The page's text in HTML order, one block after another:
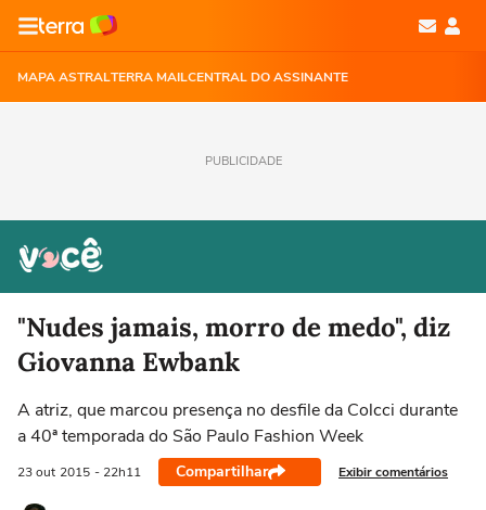
MAPA ASTRALTERRA MAILCENTRAL DO ASSINANTE
PUBLICIDADE
"Nudes jamais, morro de medo", diz
Giovanna Ewbank
A atriz, que marcou presença no desfile da Colcci durante
a 40ª temporada do São Paulo Fashion Week
23 out 2015 - 22h11 Compartilhar Exibir comentários